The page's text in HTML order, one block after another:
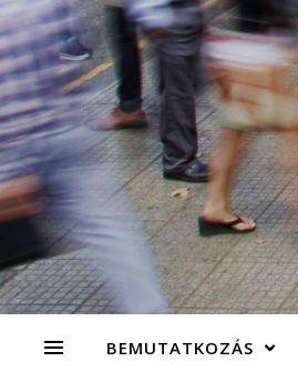
BEMUTATKOZÁS